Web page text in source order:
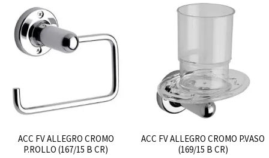
ACC FV ALLEGRO CROMO
P.ROLLO (167/15 B CR)
ACC FV ALLEGRO CROMO P.VASO
(169/15 B CR)